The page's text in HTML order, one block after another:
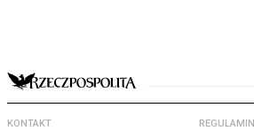
KONTAKT REGULAMIN